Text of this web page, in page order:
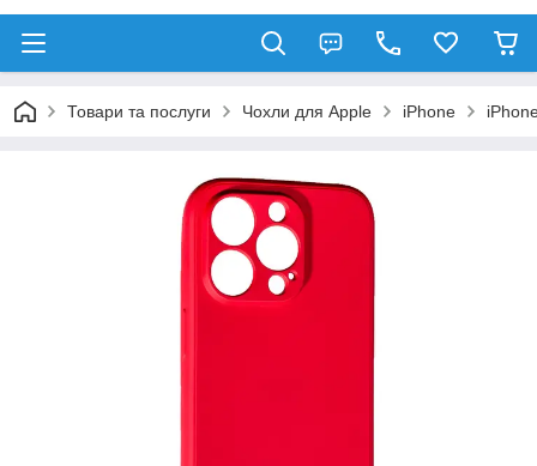
Товари та послуги Чохли для Apple iPhone